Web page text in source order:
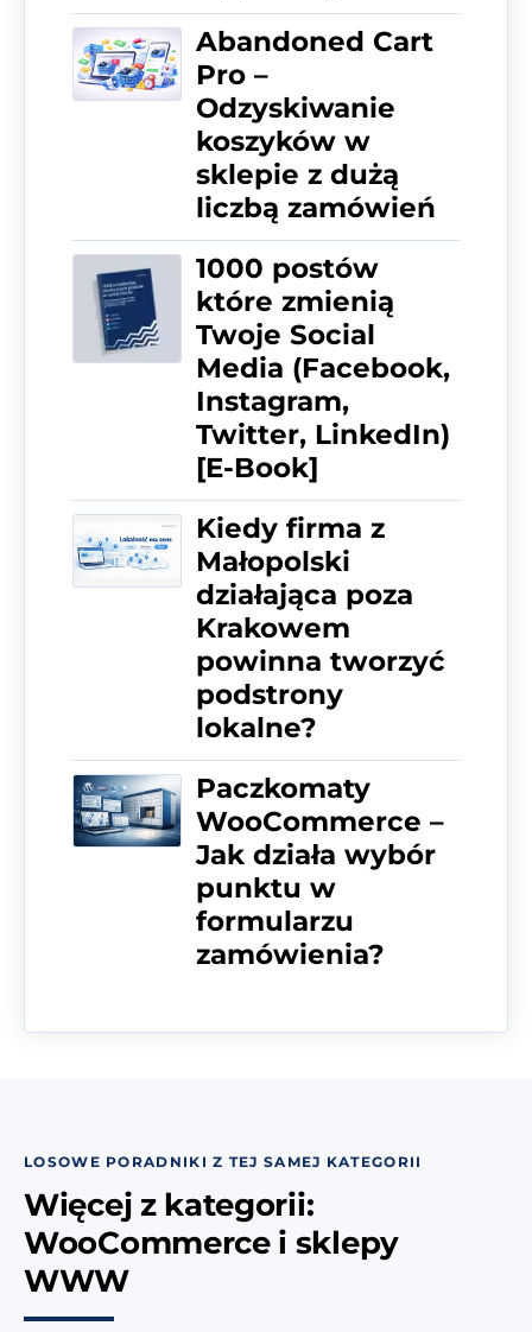
Abandoned Cart
Pro –
Odzyskiwanie
koszyków w
sklepie z dużą
liczbą zamówień
1000 postów
które zmienią
Twoje Social
Media (Facebook,
Instagram,
Twitter, LinkedIn)
[E-Book]
Kiedy firma z
Małopolski
działająca poza
Krakowem
powinna tworzyć
podstrony
lokalne?
Paczkomaty
WooCommerce –
Jak działa wybór
punktu w
formularzu
zamówienia?
LOSOWE PORADNIKI Z TEJ SAMEJ KATEGORII
Więcej z kategorii:
WooCommerce i sklepy
WWW